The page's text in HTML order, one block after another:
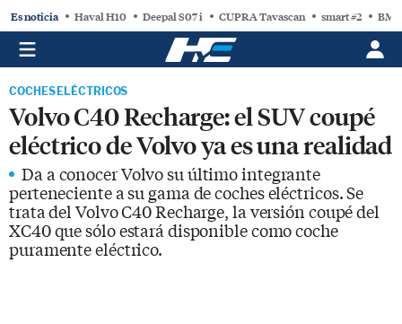
Es noticia Haval H10 Deepal S07 i CUPRA Tavascan smart #2
COCHES ELÉCTRICOS
Volvo C40 Recharge: el SUV coupé
eléctrico de Volvo ya es una realidad
Da a conocer Volvo su último integrante
perteneciente a su gama de coches eléctricos. Se
trata del Volvo C40 Recharge, la versión coupé del
XC40 que sólo estará disponible como coche
puramente eléctrico.